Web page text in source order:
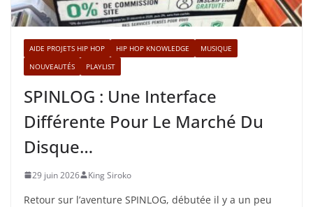
AIDE PROJETS HIP HOP HIP HOP KNOWLEDGE
MUSIQUE
NOUVEAUTÉS
PLAYLIST
SPINLOG : Une Interface
Différente Pour Le Marché Du
Disque…
29 juin 2026 King Siroko
Retour sur l’aventure SPINLOG, débutée il y a un peu